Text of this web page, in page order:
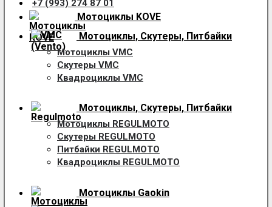
+7 (993) 274 87 01
Мотоциклы KOVE
Мотоциклы, Скутеры, Питбайки
Мотоциклы VMC
Скутеры VMC
Квадроциклы VMC
Мотоциклы, Скутеры, Питбайки
Мотоциклы REGULMOTO
Скутеры REGULMOTO
Питбайки REGULMOTO
Квадроциклы REGULMOTO
Мотоциклы Gaokin